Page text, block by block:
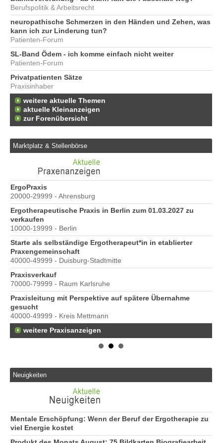
Berufspolitik & Arbeitsrecht
neuropathische Schmerzen in den Händen und Zehen, was
kann ich zur Linderung tun?
Patienten-Forum
SL-Band Ödem - ich komme einfach nicht weiter
Patienten-Forum
Privatpatienten Sätze
Praxisinhaber
weitere aktuelle Themen
aktuelle Kleinanzeigen
zur Forenübersicht
Marktplatz & Stellenbörse
ErgoPraxis
20000-29999 - Ahrensburg
Ergotherapeutische Praxis in Berlin zum 01.03.2027 zu
verkaufen
10000-19999 - Berlin
Starte als selbständige Ergotherapeut*in in etablierter
Praxengemeinschaft
40000-49999 - Duisburg-Stadtmitte
Praxisverkauf
70000-79999 - Raum Karlsruhe
Praxisleitung mit Perspektive auf spätere Übernahme
gesucht
40000-49999 - Kreis Mettmann
weitere Praxisanzeigen
Neuigkeiten
Mentale Erschöpfung: Wenn der Beruf der Ergotherapie zu
viel Energie kostet